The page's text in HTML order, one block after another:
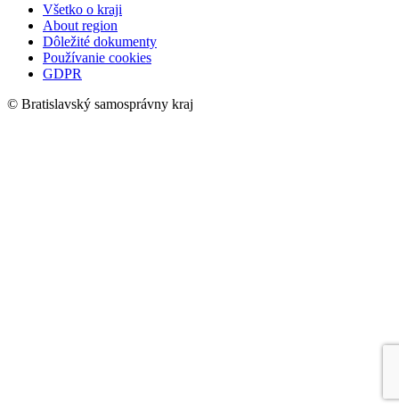
Všetko o kraji
About region
Dôležité dokumenty
Používanie cookies
GDPR
© Bratislavský samosprávny kraj